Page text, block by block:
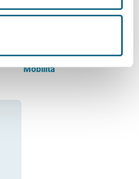
Mobilità